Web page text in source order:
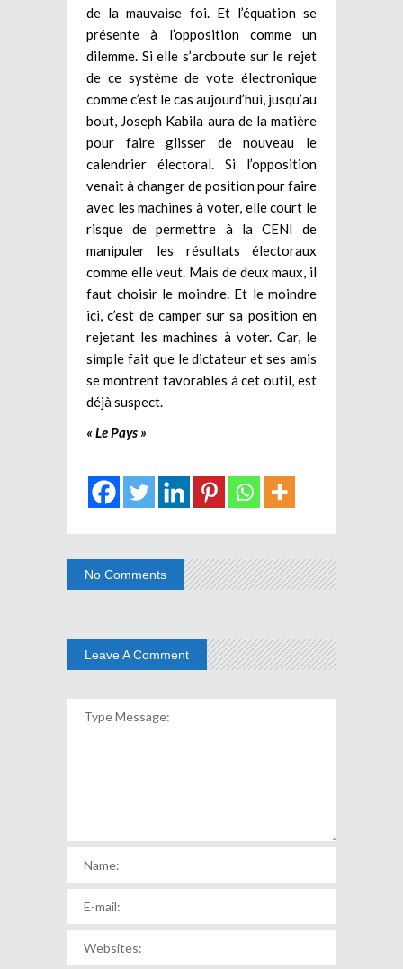
de la mauvaise foi. Et l’équation se
présente à l’opposition comme un
dilemme. Si elle s’arcboute sur le rejet
de ce système de vote électronique
comme c’est le cas aujourd’hui, jusqu’au
bout, Joseph Kabila aura de la matière
pour faire glisser de nouveau le
calendrier électoral. Si l’opposition
venait à changer de position pour faire
avec les machines à voter, elle court le
risque de permettre à la CENI de
manipuler les résultats électoraux
comme elle veut. Mais de deux maux, il
faut choisir le moindre. Et le moindre
ici, c’est de camper sur sa position en
rejetant les machines à voter. Car, le
simple fait que le dictateur et ses amis
se montrent favorables à cet outil, est
déjà suspect.
« Le Pays »
No Comments
Leave A Comment